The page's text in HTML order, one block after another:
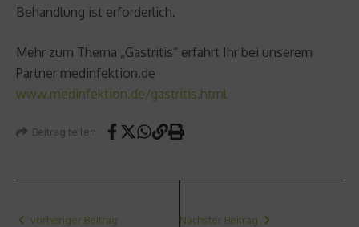
Behandlung ist erforderlich.
Mehr zum Thema „Gastritis“ erfahrt Ihr bei unserem
Partner medinfektion.de
www.medinfektion.de/gastritis.html
Beitrag teilen
vorheriger Beitrag Nächster Beitrag